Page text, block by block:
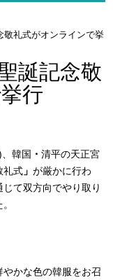
敬礼式がオンラインで挙
誕記念敬
行
韓国 ・清平の天正宮
礼式 」が厳かに行わ
て双方向でやり取り
かな色の韓服をお召